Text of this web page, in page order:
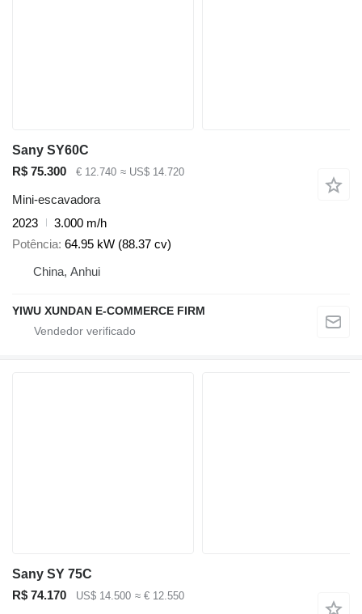
Sany SY60C
R$ 75.300
€ 12.740 ≈ US$ 14.720
Mini-escavadora
2023
3.000 m/h
Potência 64.95 kW (88.37 cv)
China, Anhui
YIWU XUNDAN E-COMMERCE FIRM
Sany SY 75C
R$ 74.170
US$ 14.500 ≈ € 12.550